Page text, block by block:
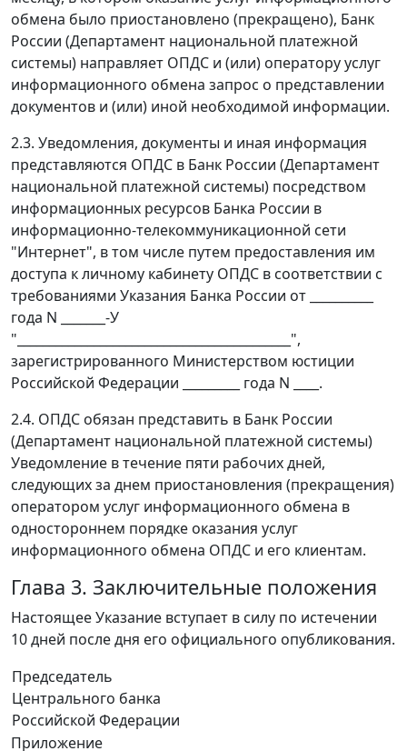
обмена было приостановлено (прекращено), Банк
России (Департамент национальной платежной
системы) направляет ОПДС и (или) оператору услуг
информационного обмена запрос о представлении
документов и (или) иной необходимой информации.
2.3. Уведомления, документы и иная информация
представляются ОПДС в Банк России (Департамент
национальной платежной системы) посредством
информационных ресурсов Банка России в
информационно-телекоммуникационной сети
"Интернет", в том числе путем предоставления им
доступа к личному кабинету ОПДС в соответствии с
требованиями Указания Банка России от __________
года N _______-У
"___________________________________________",
зарегистрированного Министерством юстиции
Российской Федерации _________ года N ____.
2.4. ОПДС обязан представить в Банк России
(Департамент национальной платежной системы)
Уведомление в течение пяти рабочих дней,
следующих за днем приостановления (прекращения)
оператором услуг информационного обмена в
одностороннем порядке оказания услуг
информационного обмена ОПДС и его клиентам.
Глава 3. Заключительные положения
Настоящее Указание вступает в силу по истечении
10 дней после дня его официального опубликования.
Председатель
Центрального банка
Российской Федерации
Приложение